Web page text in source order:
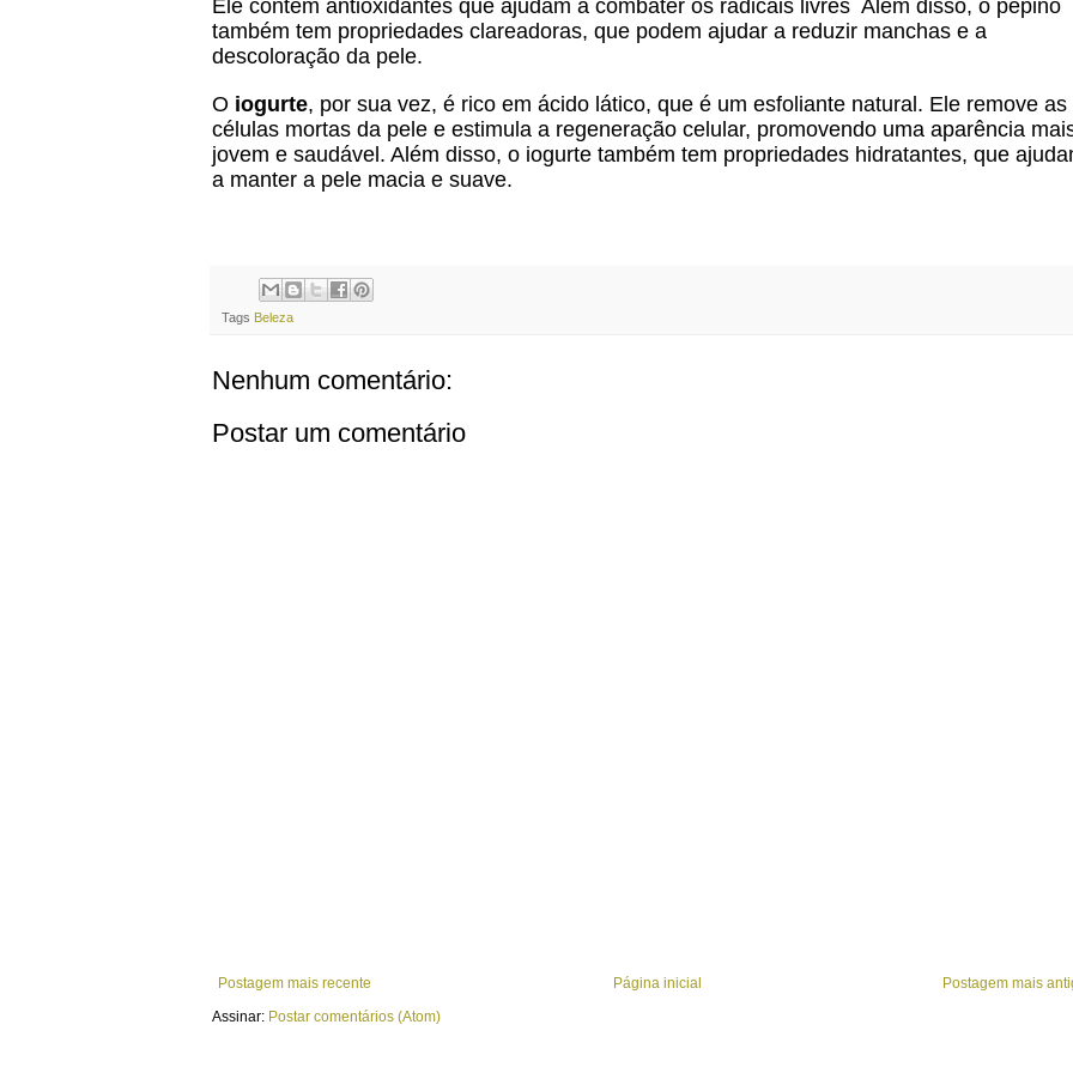
Ele contém antioxidantes que ajudam a combater os radicais livres Além disso, o pepino
também tem propriedades clareadoras, que podem ajudar a reduzir manchas e a
descoloração da pele.
O iogurte, por sua vez, é rico em ácido lático, que é um esfoliante natural. Ele remove as
células mortas da pele e estimula a regeneração celular, promovendo uma aparência
jovem e saudável. Além disso, o iogurte também tem propriedades hidratantes, que
a manter a pele macia e suave.
Tags Beleza
Nenhum comentário:
Postar um comentário
Postagem mais recente Postagem mais
Página inicial
Assinar: Postar comentários (Atom)